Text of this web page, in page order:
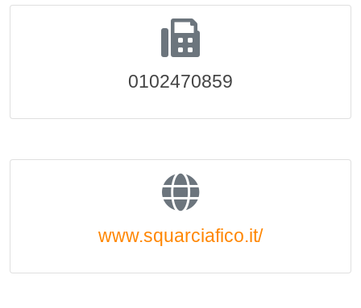
0102470859
www.squarciafico.it/